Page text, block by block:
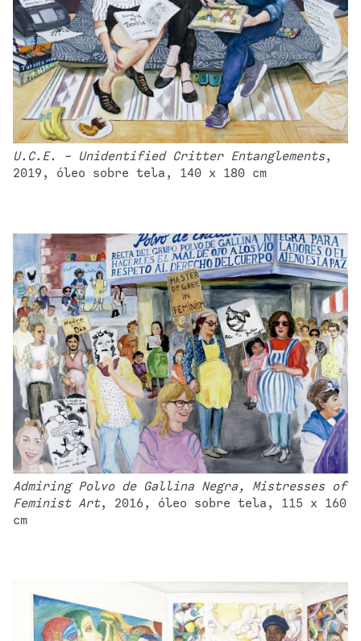
U.C.E. - Unidentified Critter Entanglements,
2019, óleo sobre tela, 140 x 180 cm
Admiring Polvo de Gallina Negra, Mistresses of
Feminist Art, 2016, óleo sobre tela, 115 x 160
cm